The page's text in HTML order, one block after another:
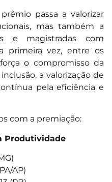
passa a valorizar
mas também a
e magistradas com
primeira vez, entre os
o compromisso da
a valorização de
pela eficiência e
com a premiação:
Produtividade
AP)